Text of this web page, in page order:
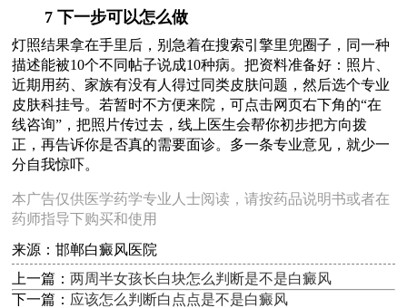
7 下一步可以怎么做
灯照结果拿在手里后，别急着在搜索引擎里兜圈子，同一种
描述能被10个不同帖子说成10种病。把资料准备好：照片、
近期用药、家族有没有人得过同类皮肤问题，然后选个专业
皮肤科挂号。若暂时不方便来院，可点击网页右下角的“在
线咨询”，把照片传过去，线上医生会帮你初步把方向拨
正，再告诉你是否真的需要面诊。多一条专业意见，就少一
分自我惊吓。
本广告仅供医学药学专业人士阅读，请按药品说明书或者在
药师指导下购买和使用
来源：邯郸白癜风医院
上一篇：两周半女孩长白块怎么判断是不是白癜风
下一篇： 应该怎么判断白点点是不是白癜风